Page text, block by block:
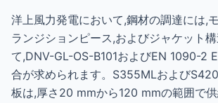
洋上風力発電において,鋼材の調達には,
ランジションピース,およびジャケット
て,DNV-GL-OS-B101およびEN 1090-2
合が求められます。S355MLおよび
板は,厚さ20 mmから120 mmの範囲で